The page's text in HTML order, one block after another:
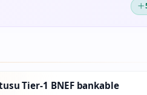
Tier-1 BNEF bankable